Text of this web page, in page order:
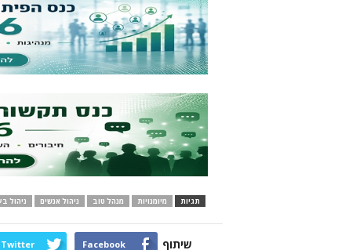
תגיות מיומנויות מנהל טוב ניהול אנשים ניהול
שיתוף Facebook
Twitter